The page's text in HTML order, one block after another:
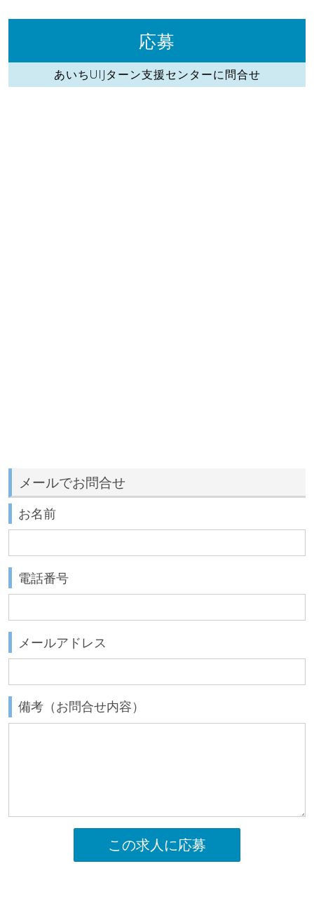
応募
あいちUIJターン支援センターに問合せ
メールでお問合せ
お名前
電話番号
メールアドレス
備考（お問合せ内容）
この求人に応募